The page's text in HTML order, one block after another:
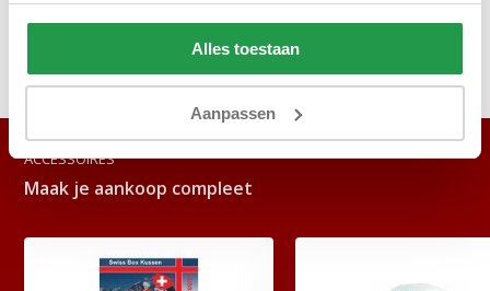
Alles toestaan
Aanpassen
Reviews
Delen
ACCESSOIRES
Maak je aankoop compleet